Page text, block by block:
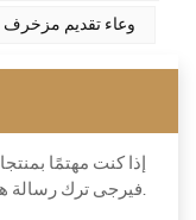
وعاء تقديم مزخرف
إذا كنت مهتمًا
فيرجى ترك رسالة هنا ، فسوف نرد عليك في أقرب وقت ممكن.